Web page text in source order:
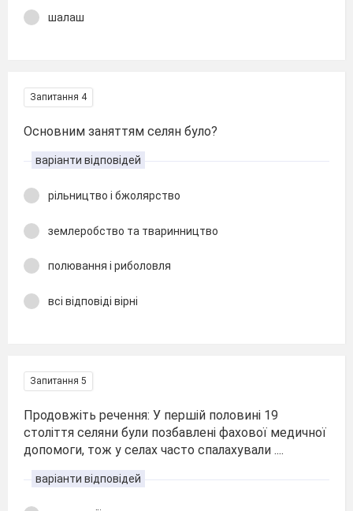
шалаш
Запитання 4
Основним заняттям селян було?
варіанти відповідей
рільництво і бжолярство
землеробство та тваринництво
полювання і риболовля
всі відповіді вірні
Запитання 5
Продовжіть речення: У першій половині 19
століття селяни були позбавлені фахової медичної
допомоги, тож у селах часто спалахували ....
варіанти відповідей